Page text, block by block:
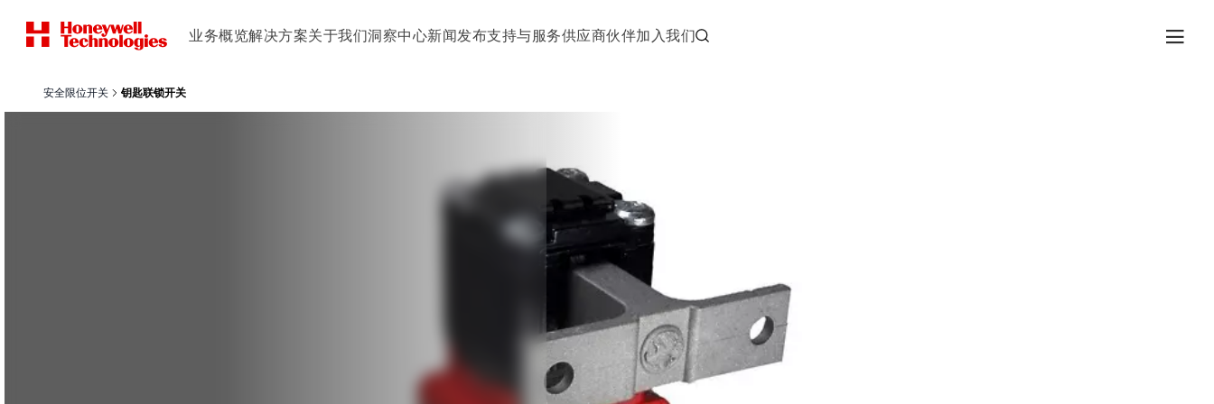
业务概览解决方案关于我们洞察中心新闻发布支持与服务供应商伙伴加入我们
安全限位开关 钥匙联锁开关